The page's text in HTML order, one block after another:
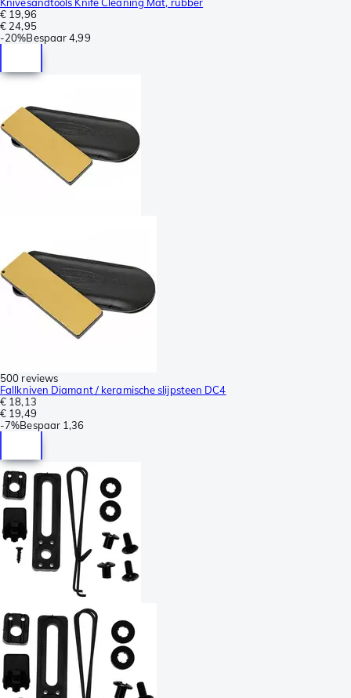
€ 19,96
€ 24,95
-20%Bespaar 4,99
500 reviews
Fallkniven Diamant / keramische slijpsteen DC4
€ 18,13
€ 19,49
-7%Bespaar 1,36